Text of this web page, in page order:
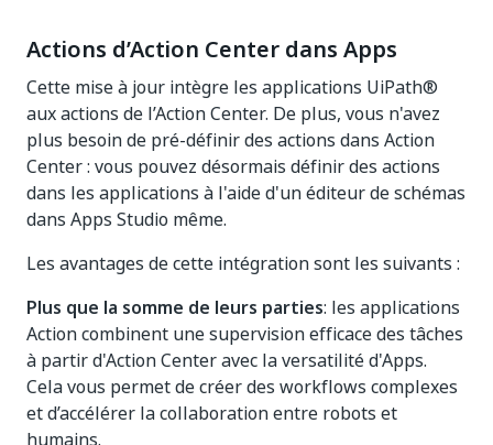
Actions d’Action Center dans Apps
Cette mise à jour intègre les applications UiPath®
aux actions de l’Action Center. De plus, vous n'avez
plus besoin de pré-définir des actions dans Action
Center : vous pouvez désormais définir des actions
dans les applications à l'aide d'un éditeur de schémas
dans Apps Studio même.
Les avantages de cette intégration sont les suivants :
Plus que la somme de leurs parties: les applications
Action combinent une supervision efficace des tâches
à partir d'Action Center avec la versatilité d'Apps.
Cela vous permet de créer des workflows complexes
et d’accélérer la collaboration entre robots et
humains.